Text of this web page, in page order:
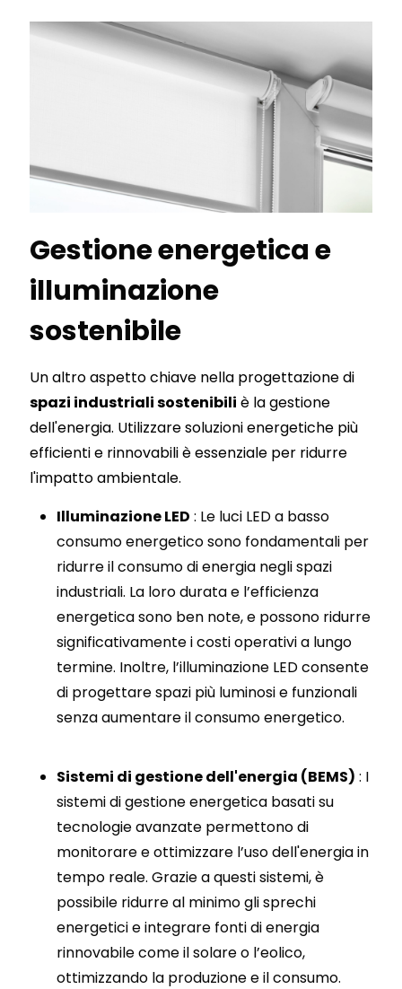
Gestione energetica e
illuminazione
sostenibile
Un altro aspetto chiave nella progettazione di
spazi industriali sostenibili è la gestione
dell'energia. Utilizzare soluzioni energetiche più
efficienti e rinnovabili è essenziale per ridurre
l'impatto ambientale.
Illuminazione LED : Le luci LED a basso
consumo energetico sono fondamentali per
ridurre il consumo di energia negli spazi
industriali. La loro durata e l’efficienza
energetica sono ben note, e possono ridurre
significativamente i costi operativi a lungo
termine. Inoltre, l’illuminazione LED consente
di progettare spazi più luminosi e funzionali
senza aumentare il consumo energetico.
Sistemi di gestione dell'energia (BEMS) : I
sistemi di gestione energetica basati su
tecnologie avanzate permettono di
monitorare e ottimizzare l’uso dell'energia in
tempo reale. Grazie a questi sistemi, è
possibile ridurre al minimo gli sprechi
energetici e integrare fonti di energia
rinnovabile come il solare o l’eolico,
ottimizzando la produzione e il consumo.